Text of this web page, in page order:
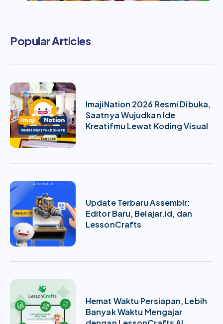
Popular Articles
ImajiNation 2026 Resmi Dibuka,
Saatnya Wujudkan Ide
Kreatifmu Lewat Koding Visual
Update Terbaru Assemblr:
Editor Baru, Belajar.id, dan
LessonCrafts
Hemat Waktu Persiapan, Lebih
Banyak Waktu Mengajar